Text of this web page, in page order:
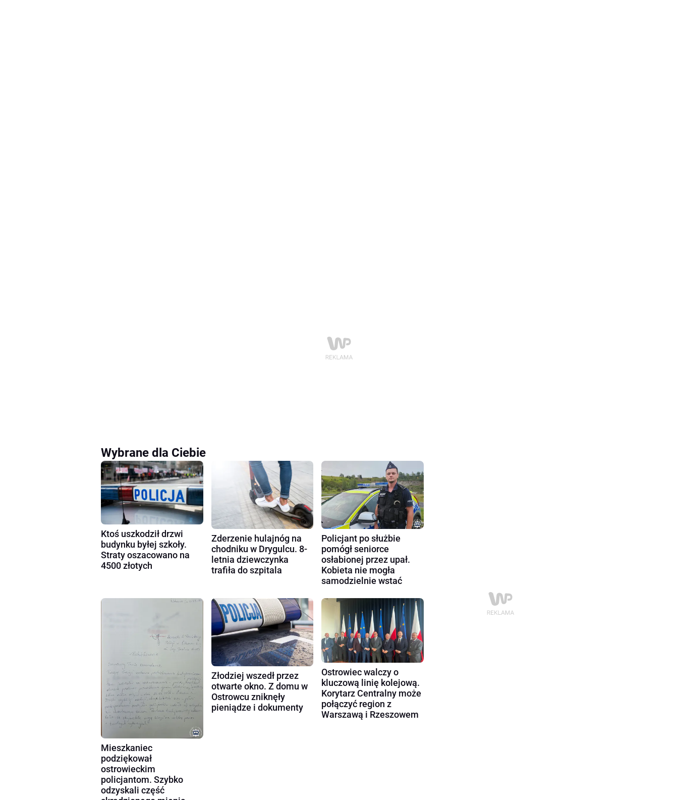
Wybrane dla Ciebie
Ktoś uszkodził drzwi
budynku byłej szkoły.
Straty oszacowano na
4500 złotych
Zderzenie hulajnóg na
chodniku w Drygulcu. 8-
letnia dziewczynka
trafiła do szpitala
Policjant po służbie
pomógł seniorce
osłabionej przez upał.
Kobieta nie mogła
samodzielnie wstać
Mieszkaniec
podziękował
ostrowieckim
policjantom. Szybko
odzyskali część
Złodziej wszedł przez
otwarte okno. Z domu w
Ostrowcu zniknęły
pieniądze i dokumenty
Ostrowiec walczy o
kluczową linię kolejową.
Korytarz Centralny może
połączyć region z
Warszawą i Rzeszowem